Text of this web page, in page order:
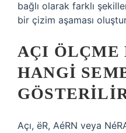
bağlı olarak farklı
bir çizim aşaması
AÇI
HANGI
Açı, ëR, AéRN veya